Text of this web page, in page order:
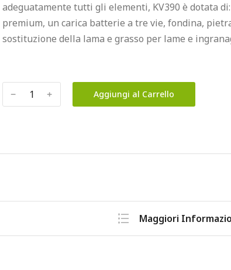
adeguatamente tutti gli elementi, KV390 è dotata
premium, un carica batterie a tre vie, fondina,
sostituzione della lama e grasso per lame e
﹣ ﹢ Aggiungi al Carrello
Maggiori